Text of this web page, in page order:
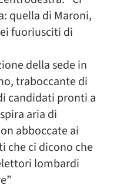
quella di Maroni,
fuoriusciti di
della sede in
traboccante di
candidati pronti a
aria di
abboccate ai
che ci dicono che
lombardi